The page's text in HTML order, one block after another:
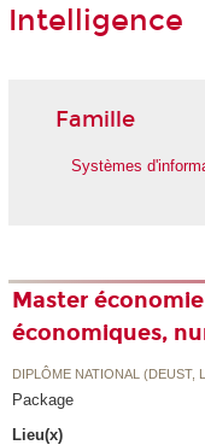
Intelligence
Famille
Systèmes
Master
économiques,
DIPLÔME NATIONAL (DEUST,
Package
Lieu(x)